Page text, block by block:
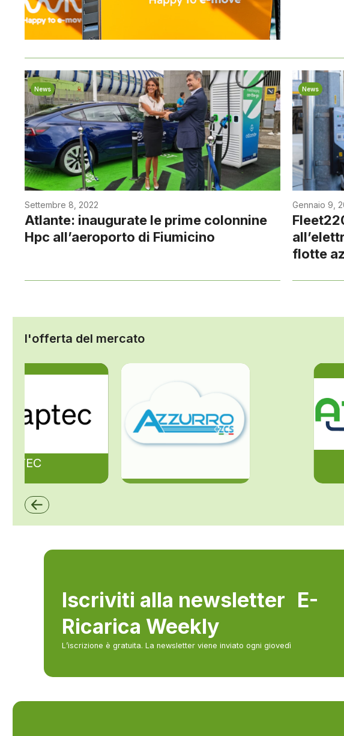
News
Settembre 8, 2022
Atlante: inaugurate le prime colonnine
Hpc all’aeroporto di Fiumicino
News
Gennaio 9,
flotte
l'offerta del mercato
ZCS Azzurro
Iscriviti alla newsletter E-
Ricarica Weekly
L’iscrizione è gratuita. La newsletter viene inviato ogni giovedì